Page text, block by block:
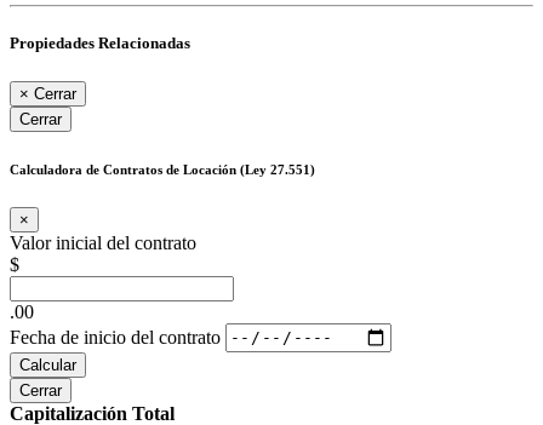
Propiedades Relacionadas
× Cerrar
Cerrar
Calculadora de Contratos de Locación (Ley 27.551)
×
Valor inicial del contrato
$
.00
Fecha de inicio del contrato
Calcular
Cerrar
Capitalización Total